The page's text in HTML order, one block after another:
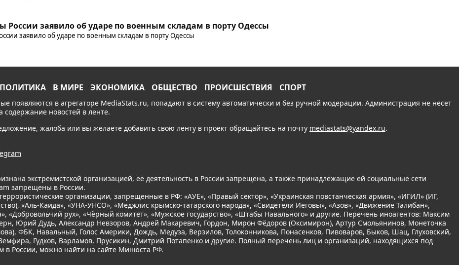
России заявило об ударе по военным складам в порту Одессы
заявило об ударе по военным складам в порту Одессы
ПОЛИТИКА В МИРЕ ЭКОНОМИКА ОБЩЕСТВО ПРОИСШЕСТВИЯ СПОРТ
появляются в агрегаторе MediaStats.ru, попадают в систему автоматически и без ручной модерации. Администрация не несет
содержание новостей в ленте.
жалоба или вы желаете добавить свою ленту в проект обращайтесь на почту mediastats@yandex.ru.
экстремистской организацией, её деятельность в России запрещена, а также принадлежащие ей социальные сети
запрещены в России.
организации, запрещенные в РФ: «АУЕ», «Правый сектор», «Украинская повстанческая армия», «ИГИЛ» (ИГ,
«Аль-Каида», «УНА-УНСО», «Меджлис крымско-татарского народа», «Свидетели Иеговы», «Азов», «Движение Талибан»,
«Добровольчий рух», «Чёрный комитет», «Мужское государство», «Штабы Навального» и другие. Перечень иноагентов: Максим
Юрий Дудь, Александр Невзоров, Андрей Макаревич, Гордон, Мирон Фёдоров (Оксимирон), Артур Смольянинов, Монеточка
ФБК, Навальный, Голос Америки, Дождь, Медуза, Верзилов, Толоконникова, Понасенков, Пивоваров, Быков, Шац, Глуховский,
Гудков, Варламов, Прусикин, Дмитрий Потапенко и другие. Полный перечень лиц и организаций, находящихся под
в России, можно найти на сайте Минюста РФ.